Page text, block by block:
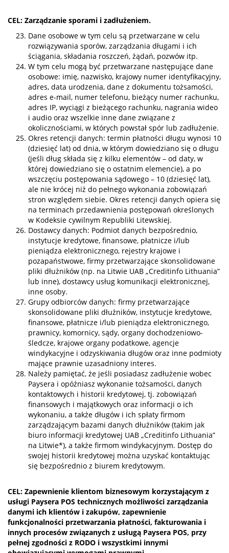
CEL: Zarządzanie sporami i zadłużeniem.
Dane osobowe w tym celu są przetwarzane w celu
rozwiązywania sporów, zarządzania długami i ich
ściągania, składania roszczeń, żądań, pozwów itp.
W tym celu mogą być przetwarzane następujące dane
osobowe: imię, nazwisko, krajowy numer identyfikacyjny,
adres, data urodzenia, dane z dokumentu tożsamości,
adres e-mail, numer telefonu, bieżący numer rachunku,
adres IP, wyciągi z bieżącego rachunku, nagrania wideo
i audio oraz wszelkie inne dane związane z
okolicznościami, w których powstał spór lub zadłużenie.
Okres retencji danych: termin płatności długu wynosi 10
(dziesięć lat) od dnia, w którym dowiedziano się o długu
(jeśli dług składa się z kilku elementów – od daty, w
której dowiedziano się o ostatnim elemencie), a po
wszczęciu postępowania sądowego – 10 (dziesięć lat),
ale nie krócej niż do pełnego wykonania zobowiązań
stron względem siebie. Okres retencji danych opiera się
na terminach przedawnienia postępowań określonych
w Kodeksie cywilnym Republiki Litewskiej.
Dostawcy danych: Podmiot danych bezpośrednio,
instytucje kredytowe, finansowe, płatnicze i/lub
pieniądza elektronicznego, rejestry krajowe i
pozapaństwowe, firmy przetwarzające skonsolidowane
pliki dłużników (np. na Litwie UAB „Creditinfo Lithuania”
lub inne), dostawcy usług komunikacji elektronicznej,
inne osoby.
Grupy odbiorców danych: firmy przetwarzające
skonsolidowane pliki dłużników, instytucje kredytowe,
finansowe, płatnicze i/lub pieniądza elektronicznego,
prawnicy, komornicy, sądy, organy dochodzeniowo-
śledcze, krajowe organy podatkowe, agencje
windykacyjne i odzyskiwania długów oraz inne podmioty
mające prawnie uzasadniony interes.
Należy pamiętać, że jeśli posiadasz zadłużenie wobec
Paysera i opóźniasz wykonanie tożsamości, danych
kontaktowych i historii kredytowej, tj. zobowiązań
finansowych i majątkowych oraz informacji o ich
wykonaniu, a także długów i ich spłaty firmom
zarządzającym bazami danych dłużników (takim jak
biuro informacji kredytowej UAB „Creditinfo Lithuania”
na Litwie*), a także firmom windykacyjnym. Dostęp do
swojej historii kredytowej można uzyskać kontaktując
się bezpośrednio z biurem kredytowym.
CEL: Zapewnienie klientom biznesowym korzystającym z
usługi Paysera POS technicznych możliwości zarządzania
danymi ich klientów i zakupów, zapewnienie
funkcjonalności przetwarzania płatności, fakturowania i
innych procesów związanych z usługą Paysera POS, przy
pełnej zgodności z RODO i wszystkimi innymi